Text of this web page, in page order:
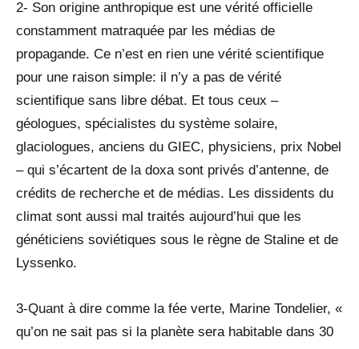
2- Son origine anthropique est une vérité officielle
constamment matraquée par les médias de
propagande. Ce n’est en rien une vérité scientifique
pour une raison simple: il n’y a pas de vérité
scientifique sans libre débat. Et tous ceux –
géologues, spécialistes du système solaire,
glaciologues, anciens du GIEC, physiciens, prix Nobel
– qui s’écartent de la doxa sont privés d’antenne, de
crédits de recherche et de médias. Les dissidents du
climat sont aussi mal traités aujourd’hui que les
généticiens soviétiques sous le règne de Staline et de
Lyssenko.
3-Quant à dire comme la fée verte, Marine Tondelier, «
qu’on ne sait pas si la planète sera habitable dans 30